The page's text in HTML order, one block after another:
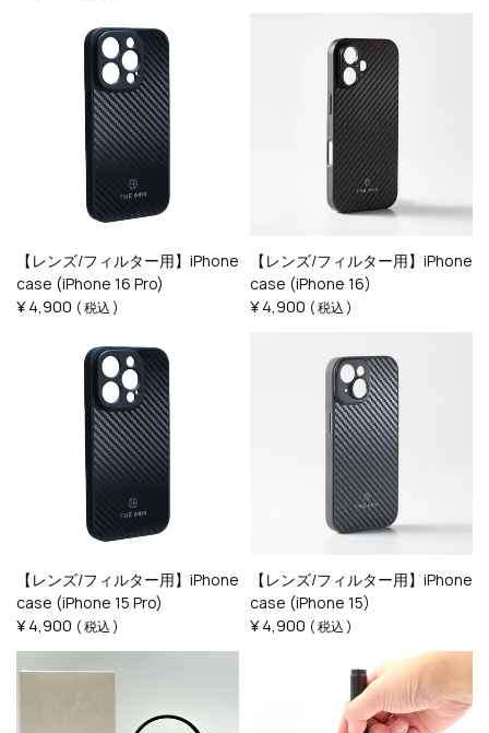
【レンズ/フィルター用】iPhone
case (iPhone 16 Pro)
¥4,900 税込
【レンズ/フィルター用】iPhone
case (iPhone 16)
¥4,900 税込
【レンズ/フィルター用】iPhone
case (iPhone 15 Pro)
¥4,900 税込
【レンズ/フィルター用】iPhone
case (iPhone 15)
¥4,900 税込